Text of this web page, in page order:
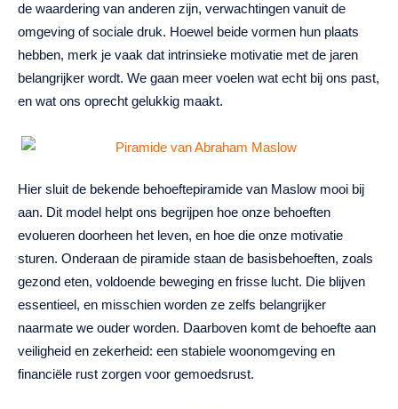
de waardering van anderen zijn, verwachtingen vanuit de
omgeving of sociale druk. Hoewel beide vormen hun plaats
hebben, merk je vaak dat intrinsieke motivatie met de jaren
belangrijker wordt. We gaan meer voelen wat echt bij ons past,
en wat ons oprecht gelukkig maakt.
Hier sluit de bekende behoeftepiramide van Maslow mooi bij
aan. Dit model helpt ons begrijpen hoe onze behoeften
evolueren doorheen het leven, en hoe die onze motivatie
sturen. Onderaan de piramide staan de basisbehoeften, zoals
gezond eten, voldoende beweging en frisse lucht. Die blijven
essentieel, en misschien worden ze zelfs belangrijker
naarmate we ouder worden. Daarboven komt de behoefte aan
veiligheid en zekerheid: een stabiele woonomgeving en
financiële rust zorgen voor gemoedsrust.